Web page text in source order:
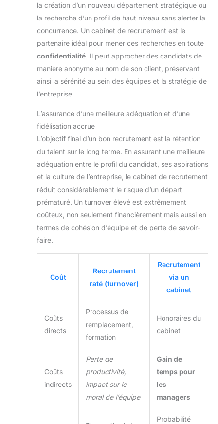
la création d’un nouveau département stratégique ou
la recherche d’un profil de haut niveau sans alerter la
concurrence. Un cabinet de recrutement est le
partenaire idéal pour mener ces recherches en toute
confidentialité. Il peut approcher des candidats de
manière anonyme au nom de son client, préservant
ainsi la sérénité au sein des équipes et la stratégie de
l’entreprise.
L’assurance d’une meilleure adéquation et d’une
fidélisation accrue
L’objectif final d’un bon recrutement est la rétention
du talent sur le long terme. En assurant une meilleure
adéquation entre le profil du candidat, ses aspirations
et la culture de l’entreprise, le cabinet de recrutement
réduit considérablement le risque d’un départ
prématuré. Un turnover élevé est extrêmement
coûteux, non seulement financièrement mais aussi en
termes de cohésion d’équipe et de perte de savoir-
faire.
Coût
Recrutement
raté (turnover)
Recrutement
via un
cabinet
Coûts
directs
Processus de
remplacement,
formation
Honoraires du
cabinet
Coûts
indirects
Perte de
productivité,
impact sur le
moral de l’équipe
Gain de
temps pour
les
managers
Probabilité